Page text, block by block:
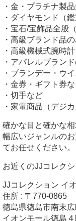
・金・プラチナ製
・ダイヤモンド（
・宝石/宝飾品全般
・高級ブランド品
・高級機械式腕時
・アパレルブラン
・ブランデー・ウ
・金券・ギフト券
・切手など
・家電商品（デジ
確かな目と確かな
幅広いジャンルの
てお任せください。
お近くのJJコレク
JJコレクション イ
住所 : 〒770-0865
徳島県徳島市南末
イオンモール徳島